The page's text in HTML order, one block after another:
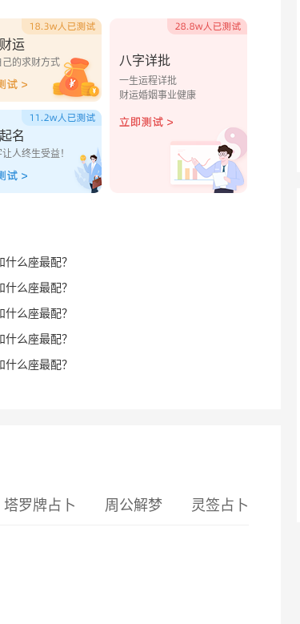
运
己的求财方式
名
人终生受益！
八字详批
一生运程详批
财运婚姻事业健康
什么座最配？
什么座最配？
什么座最配？
什么座最配？
什么座最配？
塔罗牌占卜 周公解梦 灵签占卜